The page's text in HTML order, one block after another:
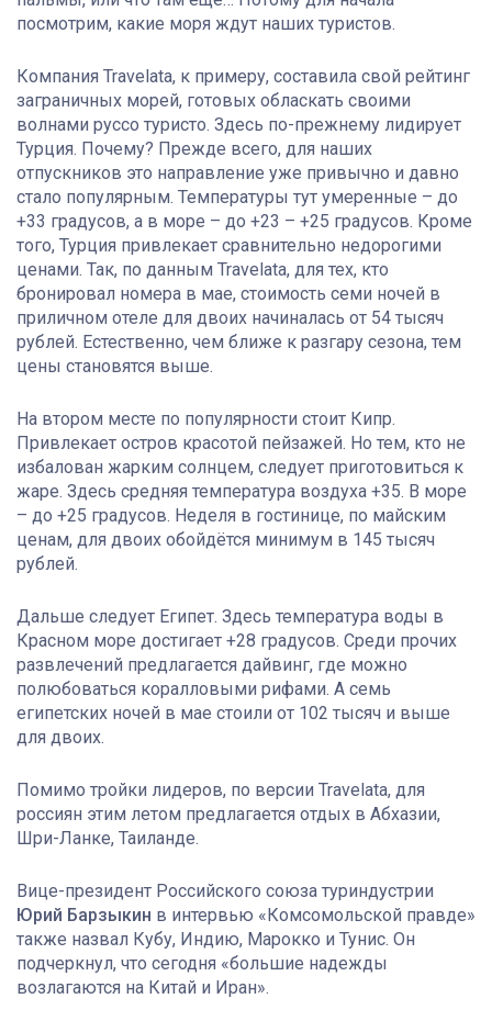
посмотрим, какие моря ждут наших туристов.
Компания Travelata, к примеру, составила свой рейтинг
заграничных морей, готовых обласкать своими
волнами руссо туристо. Здесь по-прежнему лидирует
Турция. Почему? Прежде всего, для наших
отпускников это направление уже привычно и давно
стало популярным. Температуры тут умеренные – до
+33 градусов, а в море – до +23 – +25 градусов. Кроме
того, Турция привлекает сравнительно недорогими
ценами. Так, по данным Travelata, для тех, кто
бронировал номера в мае, стоимость семи ночей в
приличном отеле для двоих начиналась от 54 тысяч
рублей. Естественно, чем ближе к разгару сезона, тем
цены становятся выше.
На втором месте по популярности стоит Кипр.
Привлекает остров красотой пейзажей. Но тем, кто не
избалован жарким солнцем, следует приготовиться к
жаре. Здесь средняя температура воздуха +35. В море
– до +25 градусов. Неделя в гостинице, по майским
ценам, для двоих обойдётся минимум в 145 тысяч
рублей.
Дальше следует Египет. Здесь температура воды в
Красном море достигает +28 градусов. Среди прочих
развлечений предлагается дайвинг, где можно
полюбоваться коралловыми рифами. А семь
египетских ночей в мае стоили от 102 тысяч и выше
для двоих.
Помимо тройки лидеров, по версии Travelata, для
россиян этим летом предлагается отдых в Абхазии,
Шри-Ланке, Таиланде.
Вице-президент Российского союза туриндустрии
Юрий Барзыкин в интервью «Комсомольской правде»
также назвал Кубу, Индию, Марокко и Тунис. Он
подчеркнул, что сегодня «большие надежды
возлагаются на Китай и Иран».